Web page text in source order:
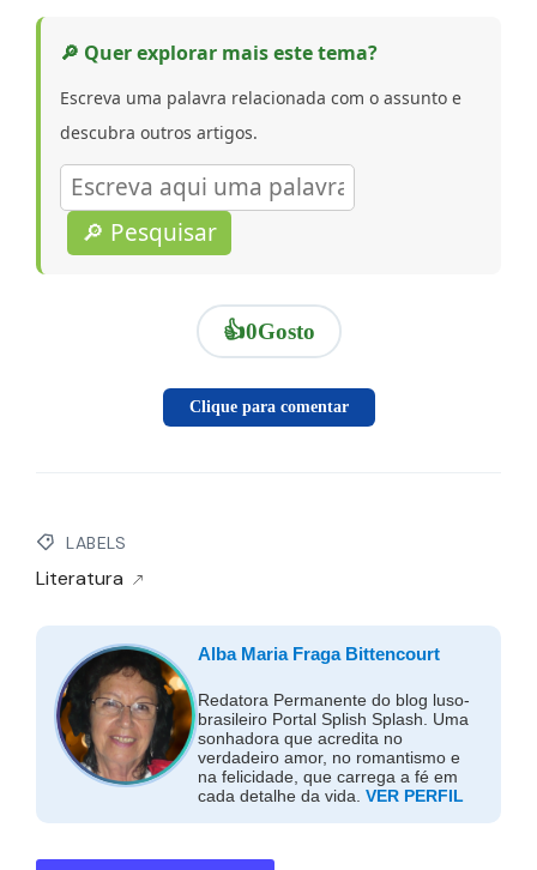
🔎 Quer explorar mais este tema?
Escreva uma palavra relacionada com o assunto e
descubra outros artigos.
🔎 Pesquisar
👍0Gosto
Clique para comentar
LABELS
Literatura
Alba Maria Fraga Bittencourt
Redatora Permanente do blog luso-
brasileiro Portal Splish Splash. Uma
sonhadora que acredita no
verdadeiro amor, no romantismo e
na felicidade, que carrega a fé em
cada detalhe da vida. VER PERFIL